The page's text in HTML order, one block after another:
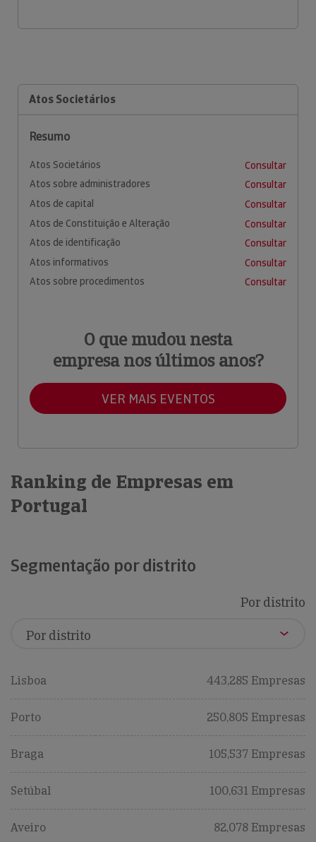
Atos Societários
Resumo
Atos Societários
Consultar
Atos sobre administradores
Consultar
Atos de capital
Consultar
Atos de Constituição e Alteração
Consultar
Atos de identificação
Consultar
Atos informativos
Consultar
Atos sobre procedimentos
Consultar
O que mudou nesta
empresa nos últimos anos?
VER MAIS EVENTOS
Ranking de Empresas em
Portugal
Segmentação por distrito
Por distrito
Lisboa 443,285 Empresas
Porto 250,805 Empresas
Braga 105,537 Empresas
Setúbal 100,631 Empresas
Aveiro 82,078 Empresas